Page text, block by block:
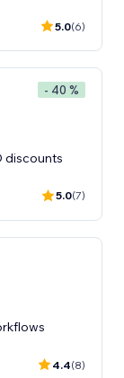
5.0(6)
- 40 %
discounts
5.0(7)
4.4(8)